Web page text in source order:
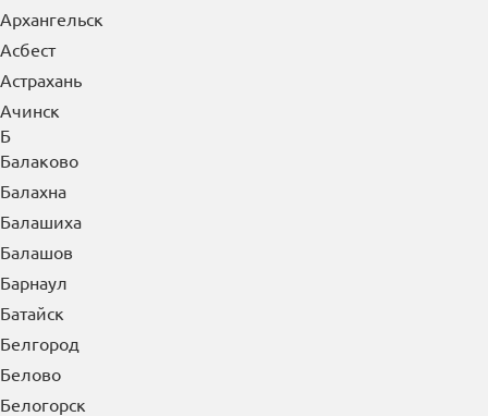
Архангельск
Асбест
Астрахань
Ачинск
Б
Балаково
Балахна
Балашиха
Балашов
Барнаул
Батайск
Белгород
Белово
Белогорск